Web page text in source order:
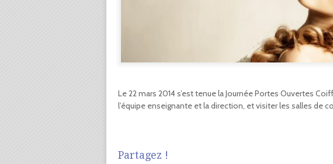
Le 22 mars 2014 s’est tenue la Journée Portes Ouvertes
l’équipe enseignante et la direction, et visiter les salles de
Partagez !